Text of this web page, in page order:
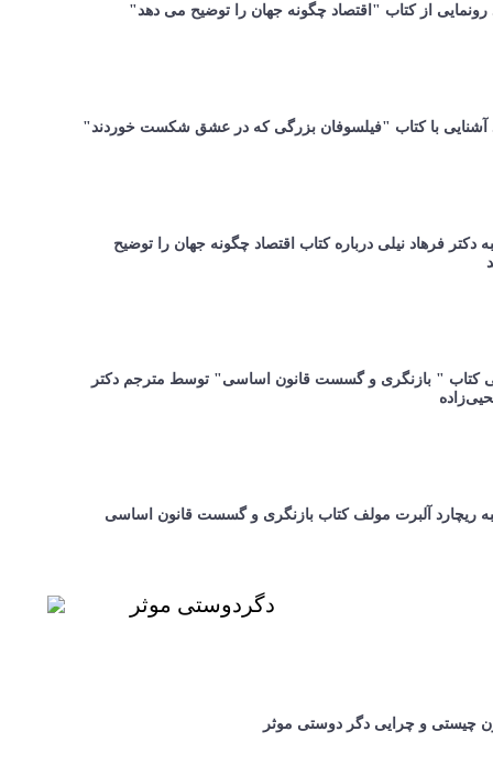
رونمایی از کتاب "اقتصاد چگونه جهان را توضیح می دهد"
آشنایی با کتاب "فیلسوفان بزرگی که در عشق شکست خوردند"
دکتر فرهاد نیلی درباره کتاب اقتصاد چگونه جهان را توضیح
کتاب " بازنگری و گسست قانون اساسی" توسط مترجم دکتر
ریچارد آلبرت مولف کتاب بازنگری و گسست قانون اساسی
دگردوستی موثر
چیستی و چرایی دگر دوستی موثر